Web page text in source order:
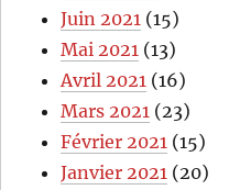
Juin 2021 (15)
Mai 2021 (13)
Avril 2021 (16)
Mars 2021 (23)
Février 2021 (15)
Janvier 2021 (20)